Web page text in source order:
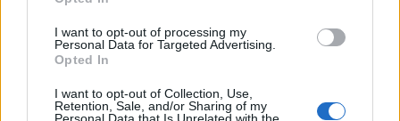
I want to opt-out of processing my
Personal Data for Targeted Advertising.
Opted In
I want to opt-out of Collection, Use,
Retention, Sale, and/or Sharing of my
Personal Data that Is Unrelated with the
Sieć słów
wyrażenia powiązane z opisywanym (
przymiotnik: wewnątrzgatunkowy